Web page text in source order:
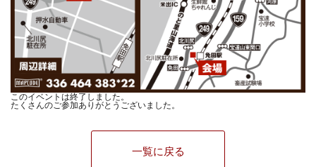
このイベントは終了しました。
たくさんのご参加ありがとうございました。
一覧に戻る